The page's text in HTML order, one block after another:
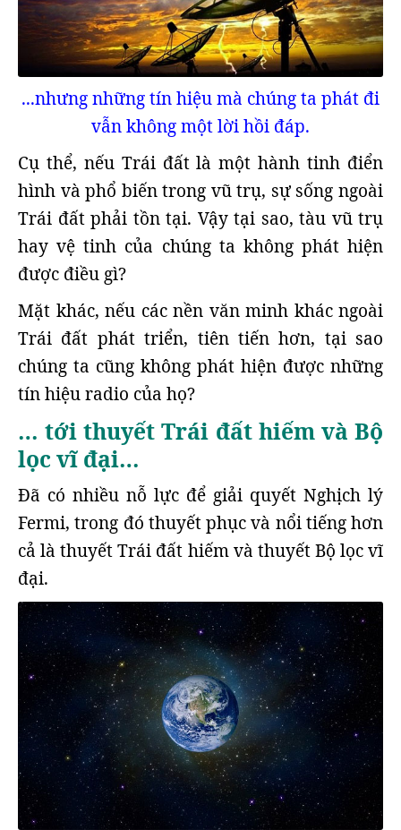
...nhưng những tín hiệu mà chúng ta phát đi
vẫn không một lời hồi đáp.
Cụ thể, nếu Trái đất là một hành tinh điển
hình và phổ biến trong vũ trụ, sự sống ngoài
Trái đất phải tồn tại. Vậy tại sao, tàu vũ trụ
hay vệ tinh của chúng ta không phát hiện
được điều gì?
Mặt khác, nếu các nền văn minh khác ngoài
Trái đất phát triển, tiên tiến hơn, tại sao
chúng ta cũng không phát hiện được những
tín hiệu radio của họ?
… tới thuyết Trái đất hiếm và Bộ
lọc vĩ đại…
Đã có nhiều nỗ lực để giải quyết Nghịch lý
Fermi, trong đó thuyết phục và nổi tiếng hơn
cả là thuyết Trái đất hiếm và thuyết Bộ lọc vĩ
đại.